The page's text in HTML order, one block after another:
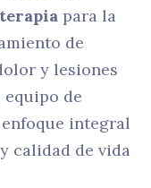
para la
de
y lesiones
de
integral
calidad de vida